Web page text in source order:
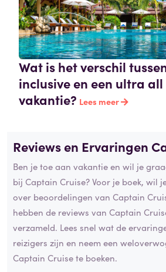
Wat is het verschil
inclusive en een ultra
vakantie? Lees meer
Reviews en Ervaringen
Ben je toe aan vakantie en wil je
bij Captain Cruise? Voor je boek, wil
over beoordelingen van Captain
hebben de reviews van Captain
verzameld. Lees snel wat de
reizigers zijn en neem een
Captain Cruise te boeken.